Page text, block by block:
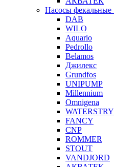
Насосы фекальные
DAB
WILO
Aquario
Pedrollo
Belamos
Джилекс
Grundfos
UNIPUMP
Millennium
Omnigena
WATERSTRY
FANCY
CNP
ROMMER
STOUT
VANDJORD